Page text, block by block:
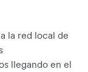
la red local de
llegando en el